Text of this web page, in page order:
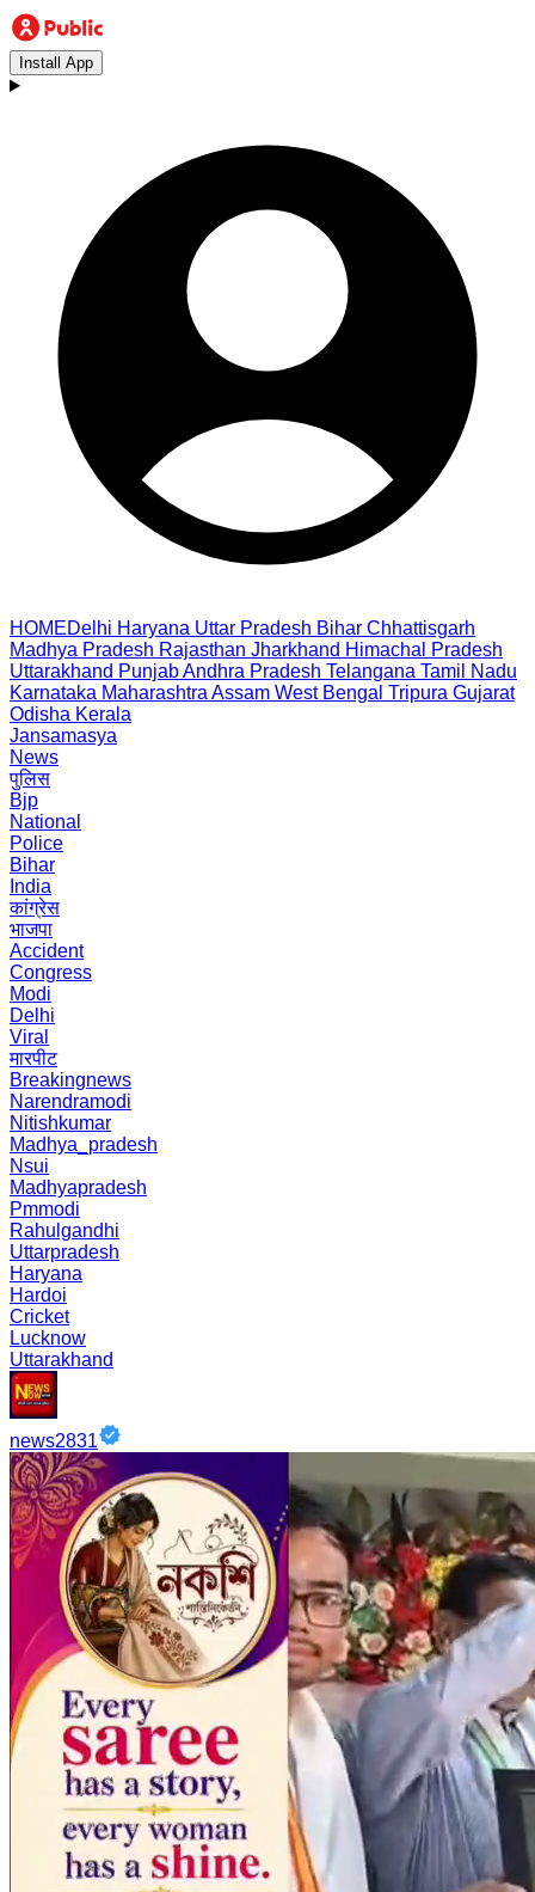
Install App
HOMEDelhi Haryana Uttar Pradesh Bihar Chhattisgarh
Madhya Pradesh Rajasthan Jharkhand Himachal Pradesh
Uttarakhand PunjabAndhra Pradesh Telangana Tamil Nadu
Karnataka Maharashtra Assam West Bengal Tripura Gujarat
Odisha Kerala
Jansamasya
News
पुलिस
Bjp
National
Police
Bihar
India
कांग्रेस
भाजपा
Accident
Congress
Modi
Delhi
Viral
मारपीट
Breakingnews
Narendramodi
Nitishkumar
Madhya_pradesh
Nsui
Madhyapradesh
Pmmodi
Rahulgandhi
Uttarpradesh
Haryana
Hardoi
Cricket
Lucknow
Uttarakhand
news2831